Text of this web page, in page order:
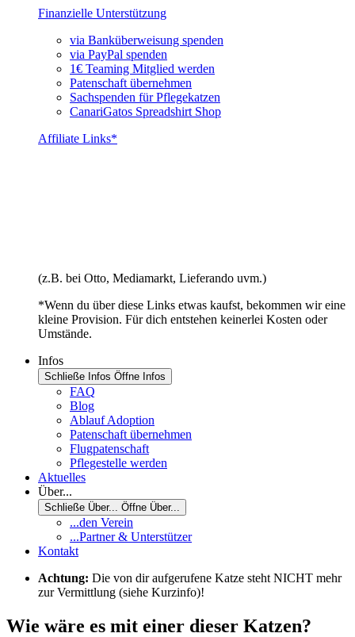
Finanzielle Unterstützung
via Banküberweisung spenden
via PayPal spenden
1€ Teaming Mitglied werden
Patenschaft übernehmen
Sachspenden für Pflegekatzen
CanariGatos Spreadshirt Shop
Affiliate Links*
(z.B. bei Otto, Mediamarkt, Lieferando uvm.)
*Wenn du über diese Links etwas kaufst, bekommen wir eine
kleine Provision. Für dich entstehen keinerlei Kosten oder
Umstände.
Infos
Schließe Infos Öffne Infos
FAQ
Blog
Ablauf Adoption
Patenschaft übernehmen
Flugpatenschaft
Pflegestelle werden
Aktuelles
Über...
Schließe Über... Öffne Über...
...den Verein
...Partner & Unterstützer
Kontakt
Achtung: Die von dir aufgerufene Katze steht NICHT mehr
zur Vermittlung (siehe Kurzinfo)!
Wie wäre es mit einer dieser Katzen?